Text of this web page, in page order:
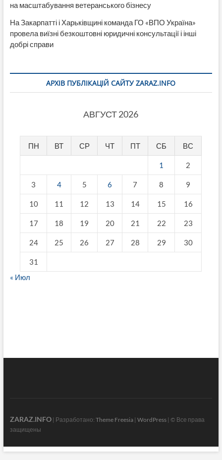
на масштабування ветеранського бізнесу
На Закарпатті і Харьківщині команда ГО «ВПО Україна»
провела виїзні безкоштовні юридичні консультації і інші
добрі справи
АРХІВ ПУБЛІКАЦІЙ САЙТУ ZARAZ.INFO
АВГУСТ 2026
ПН ВТ СР ЧТ ПТ СБ ВС
1 2
3 4 5 6 7 8 9
10 11 12 13 14 15 16
17 18 19 20 21 22 23
24 25 26 27 28 29 30
31
« Июл
ZARAZ.INFO| Разработано: Theme Freesia| WordPress| © Все права
защищены